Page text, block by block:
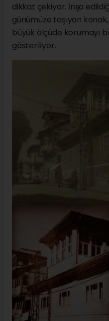
dikkat çekiyor. İnşa
günümüze taşıyan
büyük ölçüde korumayı
gösteriliyor.